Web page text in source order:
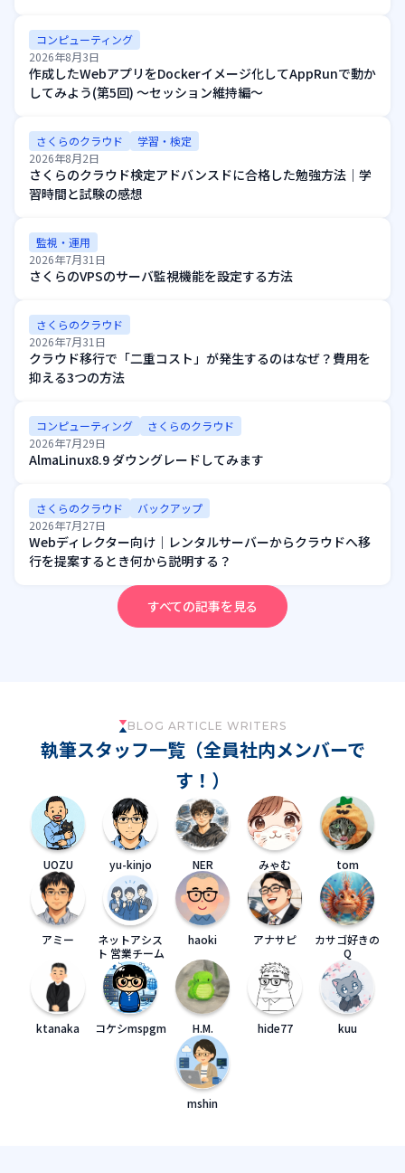
コンピューティング
2026年8月3日
作成したWebアプリをDockerイメージ化してAppRunで動か
してみよう(第5回) ～セッション維持編～
さくらのクラウド
学習・検定
2026年8月2日
さくらのクラウド検定アドバンスドに合格した勉強方法｜学
習時間と試験の感想
監視・運用
2026年7月31日
さくらのVPSのサーバ監視機能を設定する方法
さくらのクラウド
2026年7月31日
クラウド移行で「二重コスト」が発生するのはなぜ？費用を
抑える3つの方法
コンピューティング
さくらのクラウド
2026年7月29日
AlmaLinux8.9 ダウングレードしてみます
さくらのクラウド
バックアップ
2026年7月27日
Webディレクター向け｜レンタルサーバーからクラウドへ移
行を提案するとき何から説明する？
すべての記事を見る
BLOG ARTICLE WRITERS
執筆スタッフ一覧（全員社内メンバーで
す！）
UOZU yu-kinjo NER みゃむ tom
アミー
ネットアシス
ト 営業チーム
haoki アナサピ
カサゴ好きの
Q
ktanaka コケシmspgm H.M. hide77 kuu
mshin